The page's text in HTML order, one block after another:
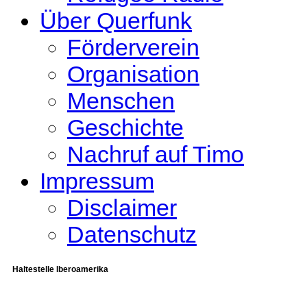
Über Querfunk
Förderverein
Organisation
Menschen
Geschichte
Nachruf auf Timo
Impressum
Disclaimer
Datenschutz
Haltestelle Iberoamerika